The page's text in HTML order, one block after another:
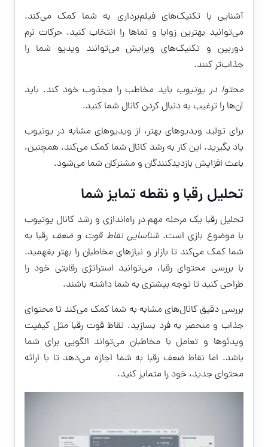
آشنایی با تکنیک‌های فیلم‌برداری به شما کمک می‌کند.
می‌توانید بهترین زوایا و نماها را انتخاب کنید. حرکات نرم
دوربین و تکنیک‌های ویرایش می‌توانند ویدیو شما را
جذاب‌تر کنند.
محتوا در یوتیوب باید مخاطب را مجذوب خود کند. باید
آن‌ها را ترغیب به دنبال کردن کانال شما کنید.
برای تولید ویدیوهای بهتر، از ویدیوهای مشابه در یوتیوب
یاد بگیرید. این کار به رشد کانال شما کمک می‌کند. همچنین،
باعث افزایش بازدیدکنندگان و مشترکان شما می‌شود.
تحلیل رقبا و نقطه تمایز شما
تحلیل رقبا یک مرحله مهم در راه‌اندازی و رشد کانال یوتیوب
با موضوع بازی است.شناسایی نقاط قوت و ضعف رقبا به
شما کمک می‌کند تا بازار و نیازهای مخاطبان را بهتر بفهمید.
با بررسی محتوای رقبا، می‌توانید استراتژی رقابتی خود را
طراحی کنید تا توجه بیشتری به شما داشته باشند.
بررسی دقیق کانال‌های مشابه به شما کمک می‌کند تا محتوای
جذاب و منحصر به فرد بسازید. نقاط قوت رقبا مثل کیفیت
ویدئوها و تعامل با مخاطبان می‌تواند الگویی برای شما
باشد. اما نقاط ضعف رقبا به شما اجازه می‌دهد تا با ارائه
محتوای جدید، خود را متمایز کنید.